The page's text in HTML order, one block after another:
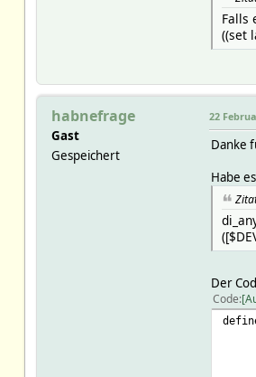
Falls
((set
habnefrage
Gast
Gespeichert
22
Danke
Habe
Der
Code